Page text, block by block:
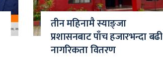
तीन महिनामै स्याङ्जा
प्रशासनबाट पाँच हजारभन्दा बढी
नागरिकता वितरण